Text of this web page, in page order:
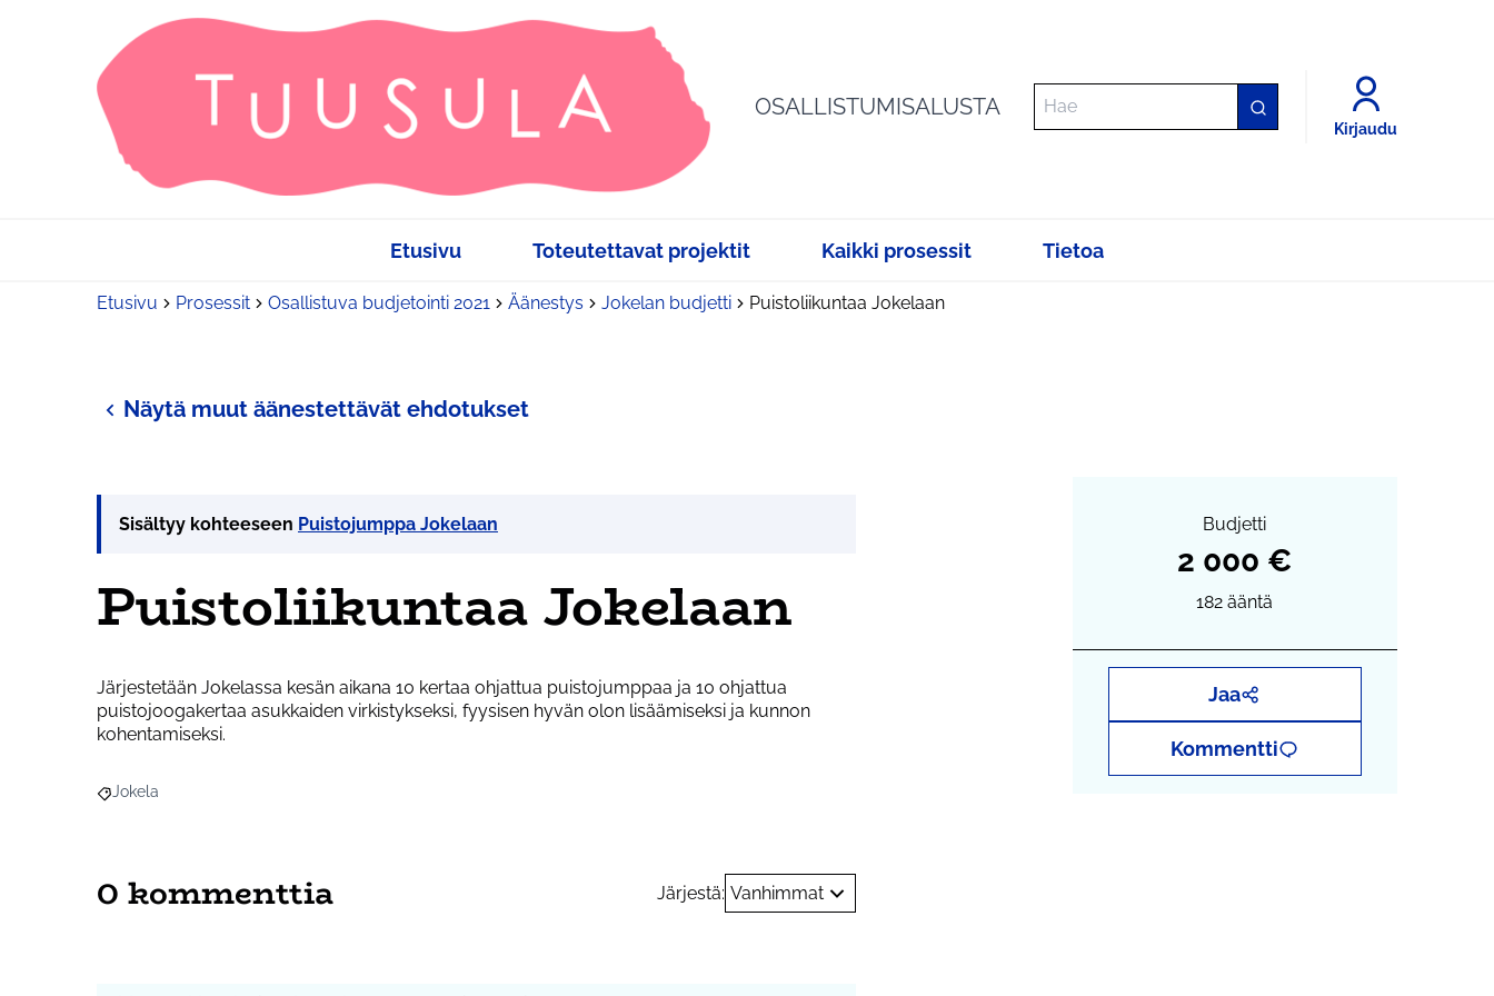
OSALLISTUMISALUSTA
Kirjaudu
Etusivu Toteutettavat projektit Kaikki prosessit Tietoa
Etusivu Prosessit Osallistuva budjetointi 2021 Äänestys Jokelan budjetti Puistoliikuntaa Jokelaan
Näytä muut äänestettävät ehdotukset
Sisältyy kohteeseen Puistojumppa Jokelaan
Puistoliikuntaa Jokelaan
Järjestetään Jokelassa kesän aikana 10 kertaa ohjattua puistojumppaa ja 10 ohjattua
puistojoogakertaa asukkaiden virkistykseksi, fyysisen hyvän olon lisäämiseksi ja kunnon
kohentamiseksi.
Rajaa tulokset aihepiirin mukaan: Jokela
Jokela
Budjetti
2 000 €
182ääntä
Jaa
Kommentti
0 kommenttia Järjestä: Vanhimmat